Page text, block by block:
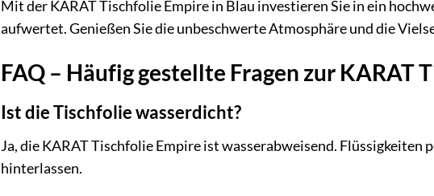
Mit der KARAT Tischfolie Empire in Blau investieren Sie in ein
aufwertet. Genießen Sie die unbeschwerte Atmosphäre und die
FAQ – Häufig gestellte Fragen zur KARAT
Ist die Tischfolie wasserdicht?
Ja, die KARAT Tischfolie Empire ist wasserabweisend. Flüssigkeiten
hinterlassen.